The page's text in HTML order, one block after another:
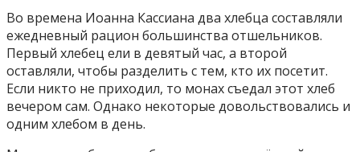
Во времена Иоанна Кассиана два хлебца составляли
ежедневный рацион большинства отшельников.
Первый хлебец ели в девятый час, а второй
оставляли, чтобы разделить с тем, кто их посетит.
Если никто не приходил, то монах съедал этот хлеб
вечером сам. Однако некоторые довольствовались и
одним хлебом в день.